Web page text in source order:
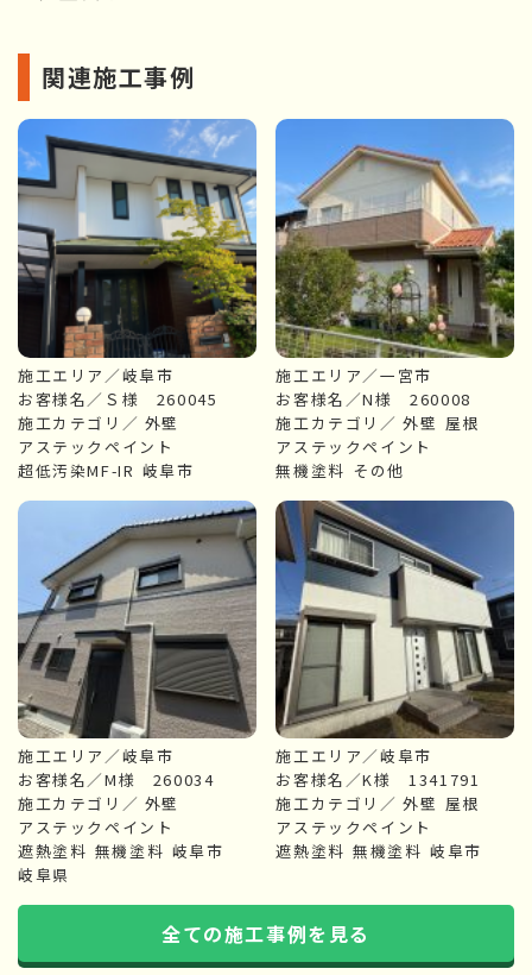
関連施工事例
施工エリア／岐阜市
お客様名／Ｓ様 260045
施工カテゴリ／ 外壁
アステックペイント
超低汚染MF-IR 岐阜市
施工エリア／一宮市
お客様名／N様 260008
施工カテゴリ／外壁 屋根
アステックペイント
無機塗料 その他
施工エリア／岐阜市
お客様名／M様 260034
施工カテゴリ／ 外壁
アステックペイント
遮熱塗料 無機塗料 岐阜市
岐阜県
施工エリア／岐阜市
お客様名／K様 1341791
施工カテゴリ／外壁 屋根
アステックペイント
遮熱塗料 無機塗料 岐阜市
全ての施工事例を見る